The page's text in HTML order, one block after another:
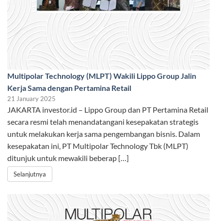
Multipolar Technology (MLPT) Wakili Lippo Group Jalin
Kerja Sama dengan Pertamina Retail
21 January 2025
JAKARTA investor.id – Lippo Group dan PT Pertamina Retail
secara resmi telah menandatangani kesepakatan strategis
untuk melakukan kerja sama pengembangan bisnis. Dalam
kesepakatan ini, PT Multipolar Technology Tbk (MLPT)
ditunjuk untuk mewakili beberap […]
Selanjutnya